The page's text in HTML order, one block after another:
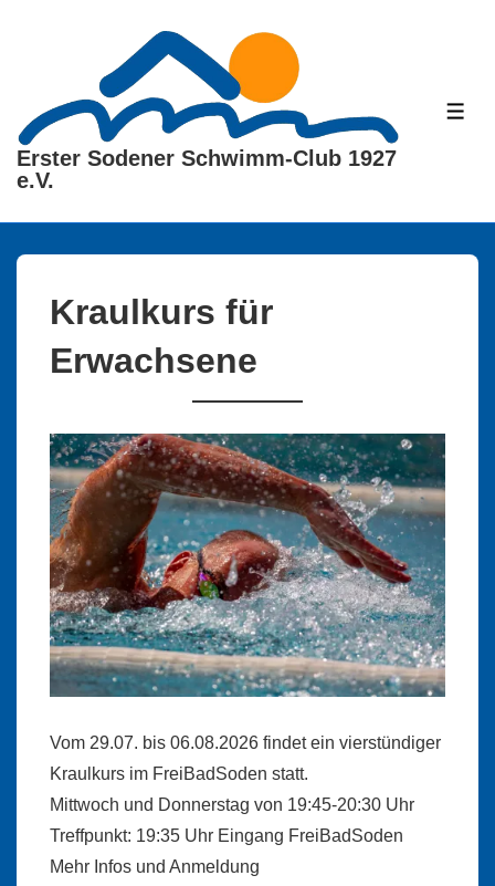
Erster Sodener Schwimm-Club 1927
e.V.
Kraulkurs für
Erwachsene
Vom 29.07. bis 06.08.2026 findet ein vierstündiger
Kraulkurs im FreiBadSoden statt.
Mittwoch und Donnerstag von 19:45-20:30 Uhr
Treffpunkt: 19:35 Uhr Eingang FreiBadSoden
Mehr Infos und Anmeldung